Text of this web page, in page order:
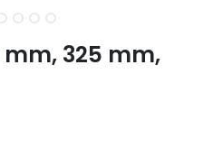
mm, 325 mm,